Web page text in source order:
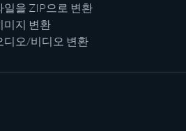
일을 ZIP으로 변환
미지 변환
디오/비디오 변환